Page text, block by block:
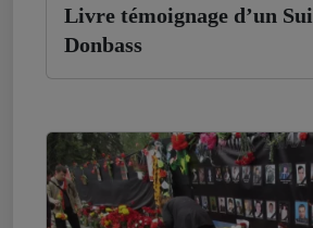
Livre témoignage d’un
Donbass